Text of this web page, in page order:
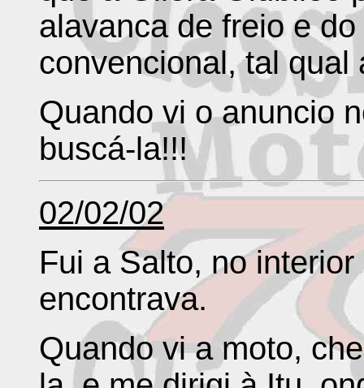
alavanca de freio e
convencional, tal qual
Quando vi o anuncio
buscá-la!!!
02/02/02
Fui a Salto, no
encontrava.
Quando vi a moto,